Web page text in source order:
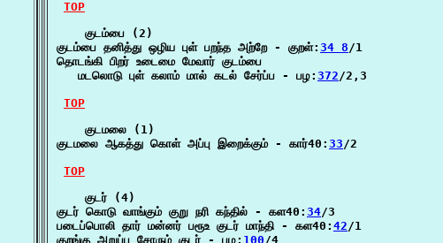
TOP
    குடம்பை (2)
குடம்பை தனித்து ஒழிய புள் பறந்த அற்றே - குறள்: 34 8/1
தொடங்கி பிறர் உடைமை மேவார் குடம்பை
   மடலொடு புள் கலாம் மால் கடல் சேர்ப்ப - பழ:
372/2,3
TOP
    குடமலை (1)
குடமலை ஆகத்து கொள் அப்பு இறைக்கும் - கார்40: 33/2
TOP
    குடர் (4)
குடர் கொடு வாங்கும் குறு நரி கந்தில் - கள40: 34/3
படைப்பொலி தார் மன்னர் பரூஉ குடர் மாந்தி - கள40: 42/1
குறங்கு அறுப்ப சோரும் குடர் - பழ: 100/4